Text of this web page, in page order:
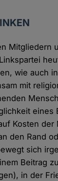
Mitgliedern
wie auch
mit
eines
Kosten der
den Rand
sich
Beitrag
in der